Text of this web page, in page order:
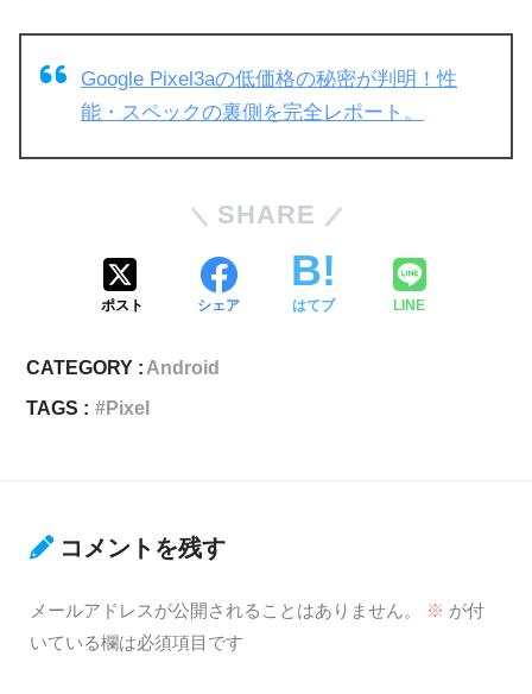
Google Pixel3aの低価格の秘密が判明！性
能・スペックの裏側を完全レポート。
SHARE
ポスト シェア はてブ LINE
CATEGORY : Android
TAGS :
Pixel
コメントを残す
メールアドレスが公開されることはありません。 ※ が付
いている欄は必須項目です